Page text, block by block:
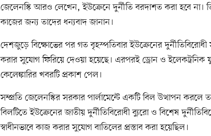
জেলেনস্কি আরও লেখেন, ইউক্রেনে দুর্নীতি বরদাশত করা হবে না।
কাজের জন্য তাদের ধন্যবাদ জানান।
দেশজুড়ে বিক্ষোভের পর গত বৃহস্পতিবার ইউক্রেনের দুর্নীতিবিরোধী
করার সুযোগ ফিরিয়ে দেওয়া হয়েছে। এরপরই ড্রোন ও ইলেকট্রনিক
কেলেঙ্কারির খবরটি প্রকাশ পেল।
সম্প্রতি জেলেনস্কির সরকার পার্লামেন্টে একটি বিল উত্থাপন করলে
বিলটিতে ইউক্রেনের জাতীয় দুর্নীতিবিরোধী ব্যুরো ও বিশেষ
স্বাধীনভাবে কাজ করার সুযোগ বাতিলের প্রস্তাব করা হয়েছিল।